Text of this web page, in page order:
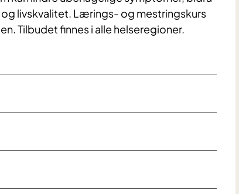
livskvalitet. Lærings- og mestringskurs
Tilbudet finnes i alle helseregioner.